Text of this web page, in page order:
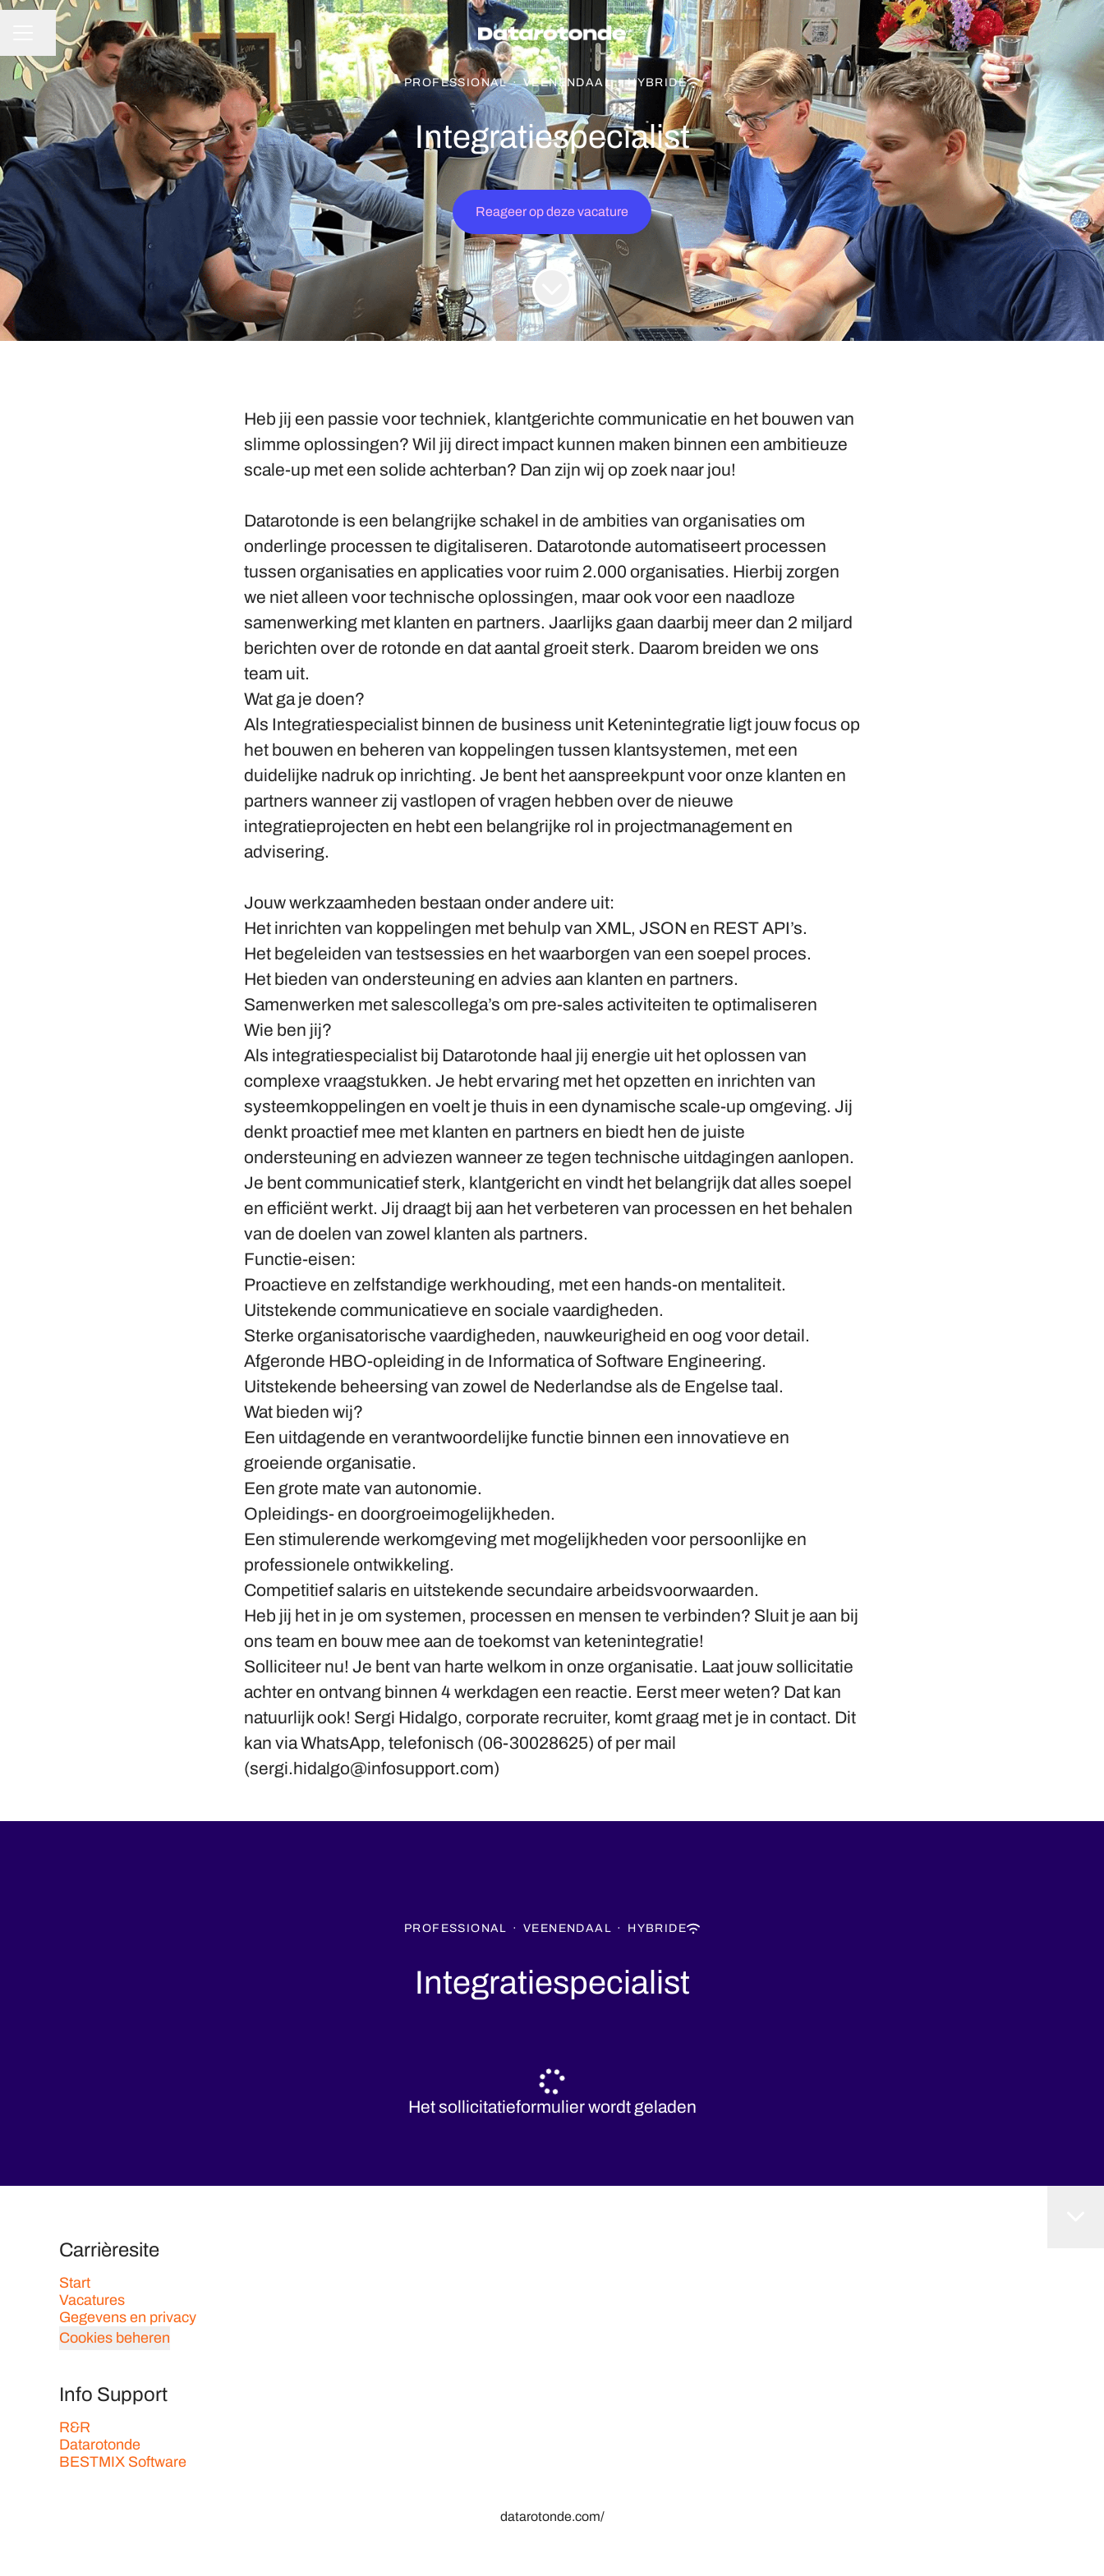
CARRIÈREMENU
Pagina delen
PROFESSIONAL · VEENENDAAL · HYBRIDE
Integratiespecialist
Reageer op deze vacature
Heb jij een passie voor techniek, klantgerichte communicatie en het bouwen van
slimme oplossingen? Wil jij direct impact kunnen maken binnen een ambitieuze
scale-up met een solide achterban? Dan zijn wij op zoek naar jou!
Datarotonde is een belangrijke schakel in de ambities van organisaties om
onderlinge processen te digitaliseren. Datarotonde automatiseert processen
tussen organisaties en applicaties voor ruim 2.000 organisaties. Hierbij zorgen
we niet alleen voor technische oplossingen, maar ook voor een naadloze
samenwerking met klanten en partners. Jaarlijks gaan daarbij meer dan 2 miljard
berichten over de rotonde en dat aantal groeit sterk. Daarom breiden we ons
team uit.
Wat ga je doen?
Als Integratiespecialist binnen de business unit Ketenintegratie ligt jouw focus op
het bouwen en beheren van koppelingen tussen klantsystemen, met een
duidelijke nadruk op inrichting. Je bent het aanspreekpunt voor onze klanten en
partners wanneer zij vastlopen of vragen hebben over de nieuwe
integratieprojecten en hebt een belangrijke rol in projectmanagement en
advisering.
Jouw werkzaamheden bestaan onder andere uit:
Het inrichten van koppelingen met behulp van XML, JSON en REST API’s.
Het begeleiden van testsessies en het waarborgen van een soepel proces.
Het bieden van ondersteuning en advies aan klanten en partners.
Samenwerken met salescollega’s om pre-sales activiteiten te optimaliseren
Wie ben jij?
Als integratiespecialist bij Datarotonde haal jij energie uit het oplossen van
complexe vraagstukken. Je hebt ervaring met het opzetten en inrichten van
systeemkoppelingen en voelt je thuis in een dynamische scale-up omgeving. Jij
denkt proactief mee met klanten en partners en biedt hen de juiste
ondersteuning en adviezen wanneer ze tegen technische uitdagingen aanlopen.
Je bent communicatief sterk, klantgericht en vindt het belangrijk dat alles soepel
en efficiënt werkt. Jij draagt bij aan het verbeteren van processen en het behalen
van de doelen van zowel klanten als partners.
Functie-eisen:
Proactieve en zelfstandige werkhouding, met een hands-on mentaliteit.
Uitstekende communicatieve en sociale vaardigheden.
Sterke organisatorische vaardigheden, nauwkeurigheid en oog voor detail.
Afgeronde HBO-opleiding in de Informatica of Software Engineering.
Uitstekende beheersing van zowel de Nederlandse als de Engelse taal.
Wat bieden wij?
Een uitdagende en verantwoordelijke functie binnen een innovatieve en
groeiende organisatie.
Een grote mate van autonomie.
Opleidings- en doorgroeimogelijkheden.
Een stimulerende werkomgeving met mogelijkheden voor persoonlijke en
professionele ontwikkeling.
Competitief salaris en uitstekende secundaire arbeidsvoorwaarden.
Heb jij het in je om systemen, processen en mensen te verbinden? Sluit je aan bij
ons team en bouw mee aan de toekomst van ketenintegratie!
Solliciteer nu! Je bent van harte welkom in onze organisatie. Laat jouw sollicitatie
achter en ontvang binnen 4 werkdagen een reactie. Eerst meer weten? Dat kan
natuurlijk ook! Sergi Hidalgo, corporate recruiter, komt graag met je in contact. Dit
kan via WhatsApp, telefonisch (06-30028625) of per mail
(sergi.hidalgo@infosupport.com)
PROFESSIONAL · VEENENDAAL · HYBRIDE
Integratiespecialist
Het sollicitatieformulier wordt geladen
Carrièresite
Start
Vacatures
Gegevens en privacy
Cookies beheren
Info Support
R&R
Datarotonde
BESTMIX Software
datarotonde.com/